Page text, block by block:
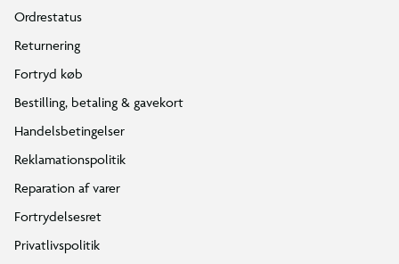
Ordrestatus
Returnering
Fortryd køb
Bestilling, betaling & gavekort
Handelsbetingelser
Reklamationspolitik
Reparation af varer
Fortrydelsesret
Privatlivspolitik